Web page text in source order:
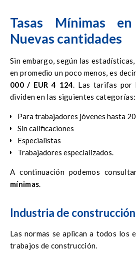
período, se debe presentar
de residencia permanente en la
Extranjeros – Utenriksdepartementet
Tasas Mínimas
Nuevas cantidades
Sin embargo, según las
en promedio un poco menos, es
000 / EUR 4 124. Las tarifas por
dividen en las siguientes categorías:
Para trabajadores jóvenes hasta
Sin calificaciones
Especialistas
Trabajadores especializados.
A continuación podemos
mínimas.
Industria de construcción
Las normas se aplican a todos los
trabajos de construcción.